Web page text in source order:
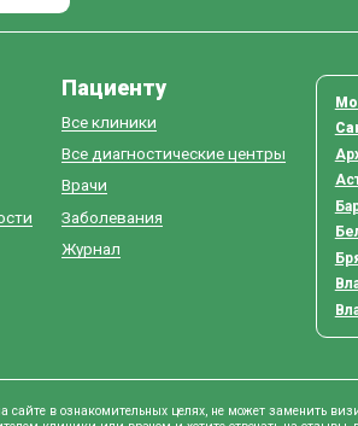
Пациенту
Все клиники
Все диагностические центры
Врачи
Заболевания
Журнал
в ознакомительных целях, не может заменить